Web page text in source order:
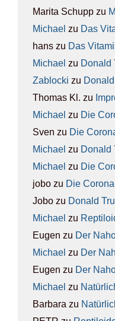
Marita Schupp zu
Michael zu Das
hans zu Das
Michael zu Donald
Zablocki zu
Thomas Kl. zu
Michael zu Die
Sven zu Die
Michael zu Donald
Michael zu Die
jobo zu Die
Jobo zu Donald
Michael zu
Eugen zu Der
Michael zu Der
Eugen zu Der
Michael zu
Barbara zu